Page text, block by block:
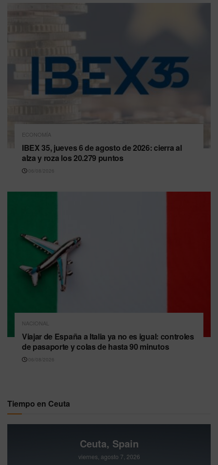
ECONOMÍA
IBEX 35, jueves 6 de agosto de 2026: cierra al
alza y roza los 20.279 puntos
06/08/2026
NACIONAL
Viajar de España a Italia ya no es igual: controles
de pasaporte y colas de hasta 90 minutos
06/08/2026
Tiempo en Ceuta
Ceuta, Spain
viernes, agosto 7, 2026